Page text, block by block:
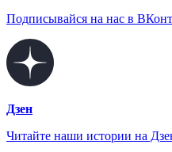
Подписывайся на нас в
Дзен
Читайте наши истории на